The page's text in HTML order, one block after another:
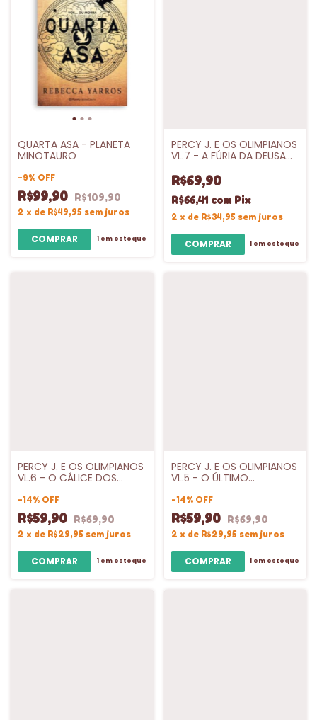
QUARTA ASA - PLANETA
MINOTAURO
-9% OFF
R$99,90 R$109,90
2 x de R$49,95 sem juros
1em estoque
PERCY J. E OS OLIMPIANOS
VL.7 - A FÚRIA DA DEUSA
R$69,90
R$66,41 com Pix
2 x de R$34,95 sem juros
1 em estoque
PERCY J. E OS OLIMPIANOS
VL.6 - O CÁLICE DOS
-14% OFF
R$59,90 R$69,90
2 x de R$29,95 sem juros
1 em estoque
PERCY J. E OS OLIMPIANOS
VL.5 - O ÚLTIMO
INTRINSECA
-14% OFF
R$59,90 R$69,90
2 x de R$29,95 sem juros
1 em estoque